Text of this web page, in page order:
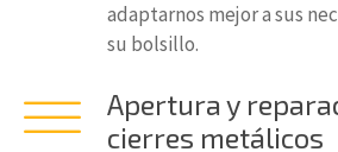
adaptarnos mejor a sus
su bolsillo.
Apertura y
cierres metálicos